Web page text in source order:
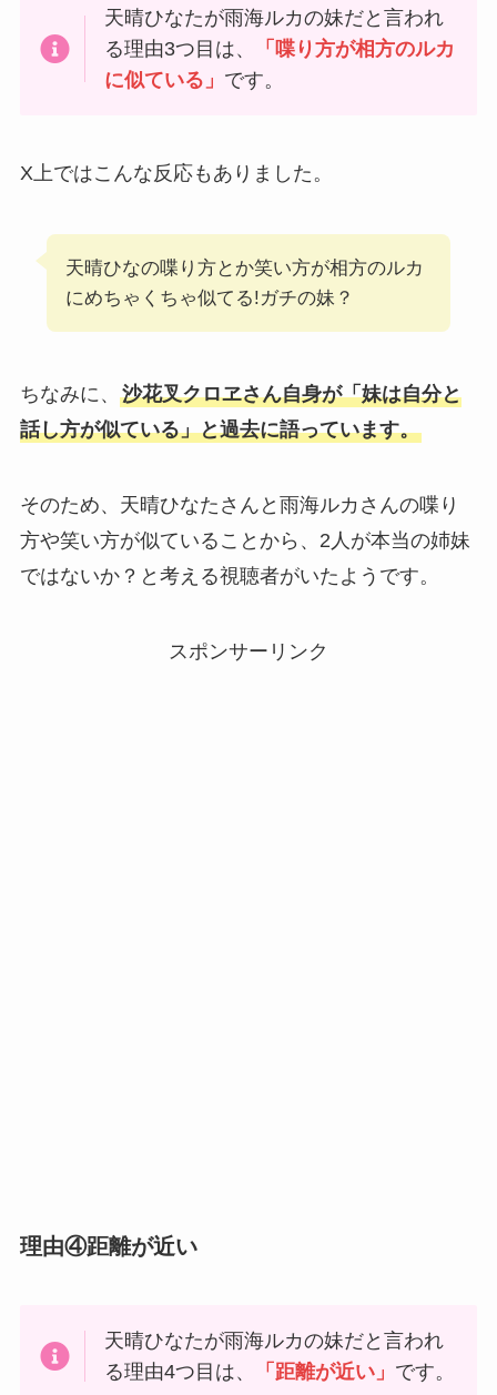
天晴ひなたが雨海ルカの妹だと言われ
る理由3つ目は、
「喋り方が相方のルカ
に似ている」 です。
X上ではこんな反応もありました。
天晴ひなの喋り方とか笑い方が相方のルカ
にめちゃくちゃ似てる!ガチの妹？
ちなみに、 沙花叉クロヱさん自身が「妹は自分と
話し方が似ている」と過去に語っています。
そのため、天晴ひなたさんと雨海ルカさんの喋り
方や笑い方が似ていることから、2人が本当の姉妹
ではないか？と考える視聴者がいたようです。
スポンサーリンク
理由④距離が近い
天晴ひなたが雨海ルカの妹だと言われ
る理由4つ目は、
「距離が近い」 です。